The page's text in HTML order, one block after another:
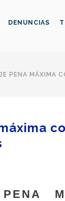
DENUNCIAS
PENA MÁXIMA